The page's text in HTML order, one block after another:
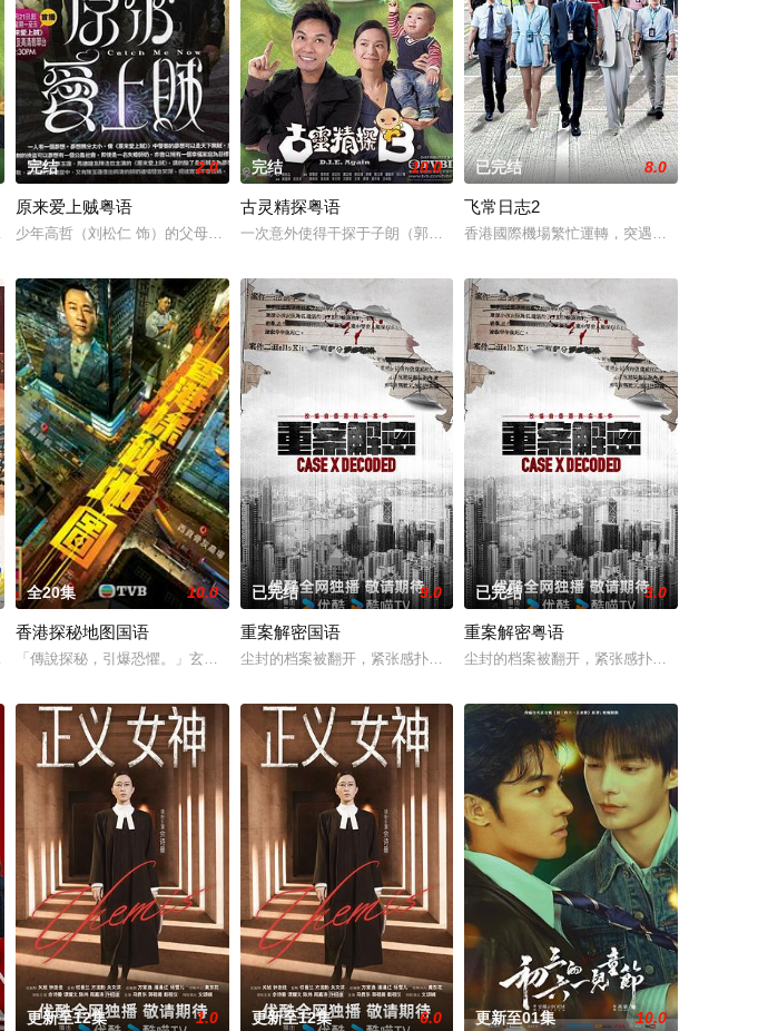
产由老板出资兴建的一所九流学校的
的工作岗位，这班人不改之前古灵精怪的作风，令领导很是头疼
完结 2.0
原来爱上贼粤语
少年高哲（刘松仁 饰）的父母死于一栋工厂大厦的一次火灾，痛不欲生的他无意中得知原来此次火灾乃城
完结 10.0
古灵精探粤语
一次意外使得干探于子朗（郭晋安 饰）具有了通灵的能力，能感应死去的冤魂传
已完结 8.0
飞常日志2
香港國際機場繁忙運轉，突遇全球系統故障
以香港各處神秘地點作招徠宣揚迷信
笑戏剧组合“红白蓝”寻求无悔真生活，十年之约，不成功，便解散
全20集 10.0
香港探秘地图国语
「傳說探秘，引爆恐懼。」玄學大師莊一臣（黎耀祥飾）創立探秘頻道，以香港各處神秘地點作招徠宣揚迷
已完结 9.0
重案解密国语
尘封的档案被翻开，紧张感扑面而来。当香港真实奇案成为故事蓝本，陈旧的案
已完结 3.0
重案解密粤语
尘封的档案被翻开，紧张感扑面而来。当香
更新至12集 1.0 更新至12集 6.0 更新至01集 10.0